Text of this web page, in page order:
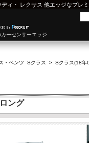
ディ ・ レクサス 他エッジなプレ
ーセンサーエッジ
・ベンツ Sクラス > Sクラス(18年
ング